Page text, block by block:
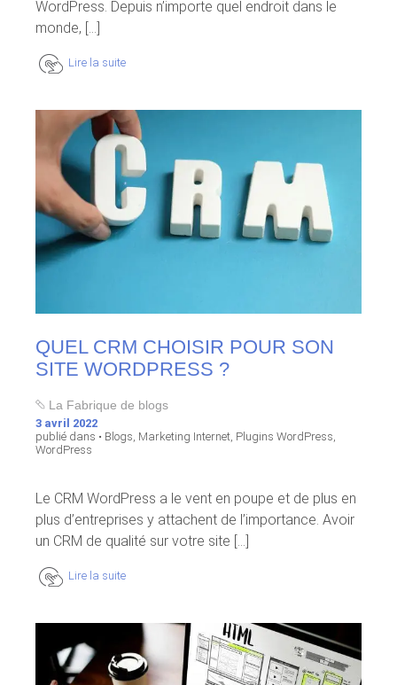
WordPress. Depuis n’importe quel endroit dans le
monde, [...]
Lire la suite
QUEL CRM CHOISIR POUR SON
SITE WORDPRESS ?
La Fabrique de blogs
3 avril 2022
publié dans • Blogs, Marketing Internet, Plugins WordPress,
WordPress
Le CRM WordPress a le vent en poupe et de plus en
plus d’entreprises y attachent de l’importance. Avoir
un CRM de qualité sur votre site [...]
Lire la suite